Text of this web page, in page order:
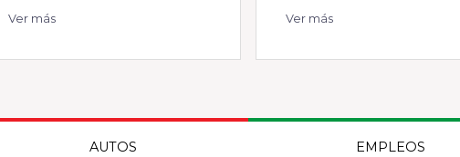
Ver más Ver más
AUTOS EMPLEOS